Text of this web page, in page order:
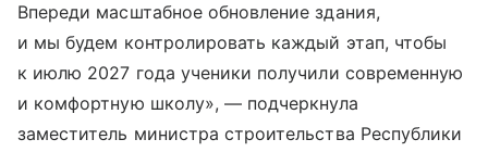
Впереди масштабное обновление здания,
и мы будем контролировать каждый этап, чтобы
к июлю 2027 года ученики получили современную
и комфортную школу», — подчеркнула
заместитель министра строительства Республики